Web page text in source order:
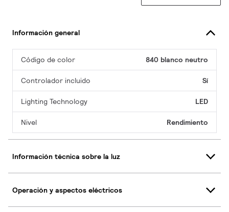
Información general
Código de color 840 blanco neutro
Controlador incluido Sí
Lighting Technology LED
Nivel Rendimiento
Información técnica sobre la luz
Operación y aspectos eléctricos